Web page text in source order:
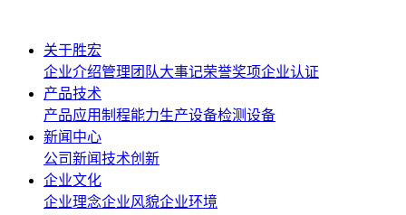
关于胜宏
企业介绍管理团队大事记荣誉奖项企业认证
产品技术
产品应用制程能力生产设备检测设备
新闻中心
公司新闻技术创新
企业文化
企业理念企业风貌企业环境